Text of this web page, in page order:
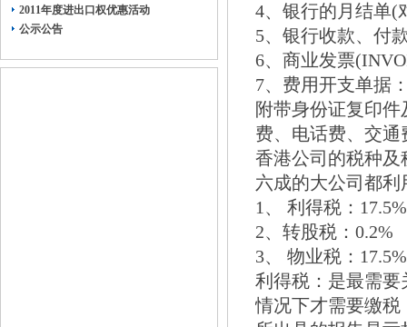
2011年度进出口权优惠活动
公示公告
4、银行的月结单(
5、银行收款、付
6、商业发票
7、费用开支单据
附带身份证复印
费、电话费、交通
香港公司的税种
六成的大公司都
1、 利得税：
2、转股税：0.2%
3、 物业税：17.5%
利得税：是最需
情况下才需要缴